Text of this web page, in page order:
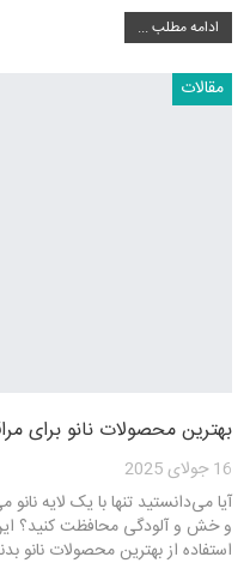
ادامه مطلب ...
مقالات
بهترین محصولات نانو برای
16 جولای 2025
آیا می‌دانستید تنها با یک لایه
و خش و آلودگی محافظت کنید؟ این
استفاده از بهترین محصولات نانو